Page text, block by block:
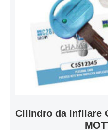
Cilindro da infilare